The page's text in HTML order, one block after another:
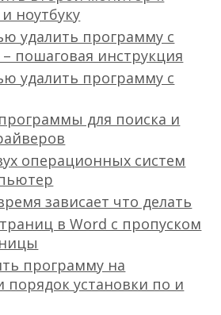
ноутбуку
удалить программу с
пошаговая инструкция
удалить программу с
для поиска и
операционных систем
зависает что делать
в Word с пропуском
программу на
установки по и